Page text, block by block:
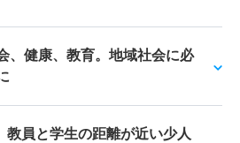
、健康、教育。地域社会に必
教員と学生の距離が近い少人